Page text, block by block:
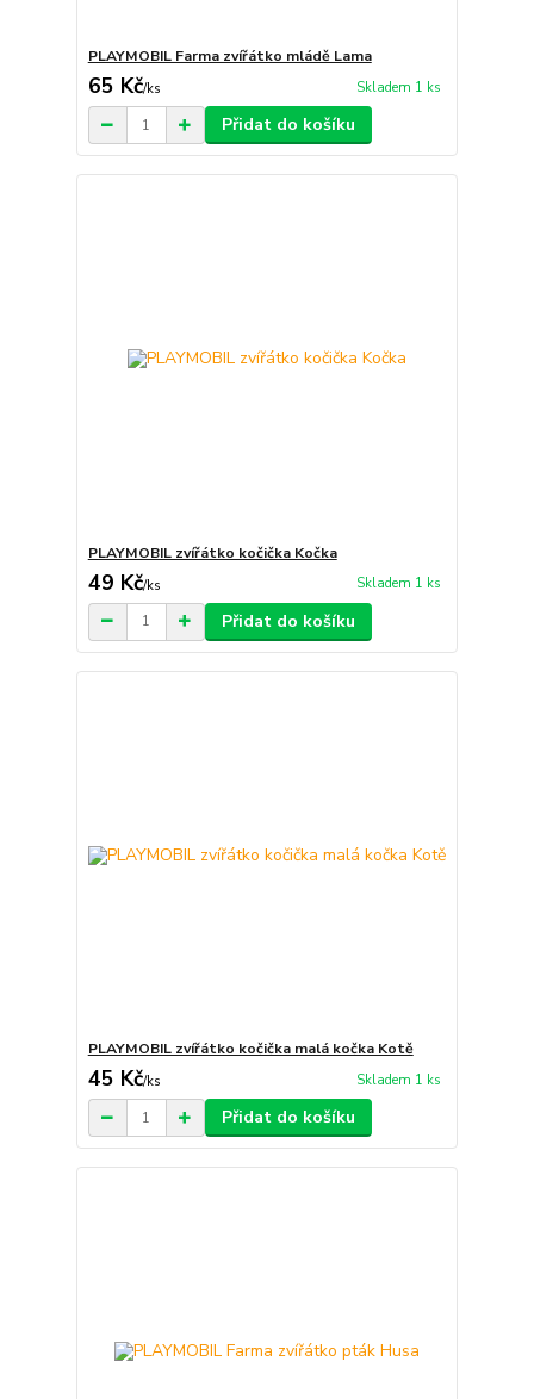
PLAYMOBIL Farma zvířátko mládě Lama
65 Kč/ks Skladem 1 ks
Přidat do košíku
PLAYMOBIL zvířátko kočička Kočka
49 Kč/ks Skladem 1 ks
Přidat do košíku
PLAYMOBIL zvířátko kočička malá kočka Kotě
45 Kč/ks Skladem 1 ks
Přidat do košíku